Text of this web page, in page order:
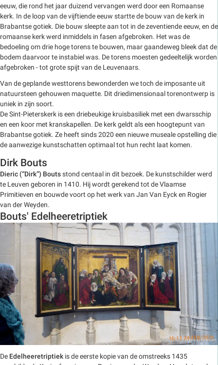
eeuw, die rond het jaar duizend vervangen werd door een Romaanse
kerk. In de loop van de vijftiende eeuw startte de bouw van de kerk in
Brabantse gotiek. Die bouw sleepte aan tot in de zeventiende eeuw, en de
romaanse kerk werd inmiddels in fasen afgebroken. Het was de
bedoeling om drie hoge torens te bouwen, maar gaandeweg bleek dat de
bodem daarvoor te instabiel was. De torens moesten gedeeltelijk worden
afgebroken - tot grote spijt van de Leuvenaars.
Van de geplande westtorens bewonderden we toch de imposante uit
natuursteen gehouwen maquette. Dit driedimensionaal torenontwerp is
uniek in zijn soort.
De Sint-Pieterskerk is een driebeukige kruisbasiliek met een dwarsschip
en een koor met kranskapellen. De kerk geldt als een hoogtepunt van
Brabantse gotiek. Ze heeft sinds 2020 een nieuwe museale opstelling die
de aanwezige kunstschatten optimaal tot hun recht laat komen.
Dirk Bouts
Dieric (“Dirk”) Boutsstond centaal in dit bezoek. De kunstschilder werd
te Leuven geboren in 1410. Hij wordt gerekend tot de Vlaamse
Primitieven en bouwde voort op het werk van Jan Van Eyck en Rogier
van der Weyden.
Bouts' Edelheeretriptiek
De Edelheeretriptiek is de eerste kopie van de omstreeks 1435